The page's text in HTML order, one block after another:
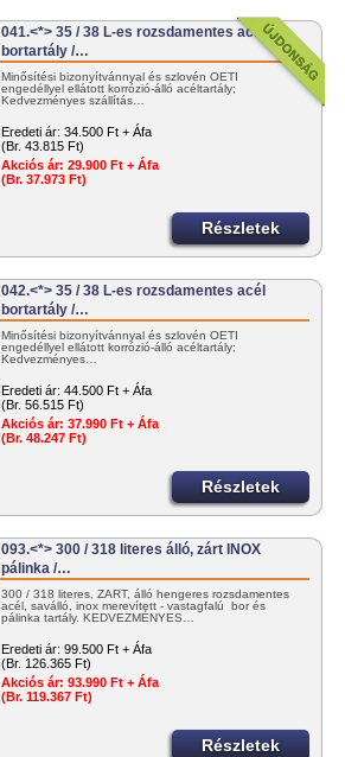
041.<*> 35 / 38 L-es rozsdamentes acél
bortartály /…
Minősítési bizonyítvánnyal és szlovén OÉTI
engedéllyel ellátott korrózió-álló acéltartály;
Kedvezményes szállítás…
Eredeti ár: 34.500 Ft + Áfa
(Br. 43.815 Ft)
Akciós ár: 29.900 Ft + Áfa
(Br. 37.973 Ft)
Részletek
042.<*> 35 / 38 L-es rozsdamentes acél
bortartály /…
Minősítési bizonyítvánnyal és szlovén OÉTI
engedéllyel ellátott korrózió-álló acéltartály;
Kedvezményes…
Eredeti ár: 44.500 Ft + Áfa
(Br. 56.515 Ft)
Akciós ár: 37.990 Ft + Áfa
(Br. 48.247 Ft)
Részletek
093.<*> 300 / 318 literes álló, zárt INOX
pálinka /…
300 / 318 literes, ZÁRT, álló hengeres rozsdamentes
acél, saválló, inox merevített - vastagfalú bor és
pálinka tartály. KEDVEZMÉNYES…
Eredeti ár: 99.500 Ft + Áfa
(Br. 126.365 Ft)
Akciós ár: 93.990 Ft + Áfa
(Br. 119.367 Ft)
Részletek